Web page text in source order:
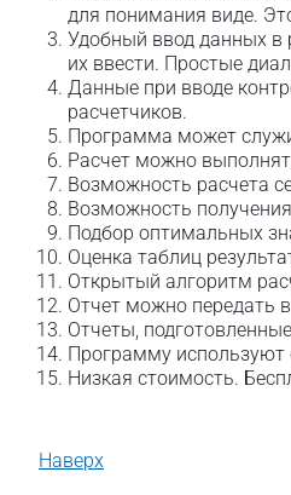
для понимания виде.
Удобный ввод данных в
их ввести. Простые
Данные при вводе
расчетчиков.
Программа может
Расчет можно
Возможность расчета
Возможность
Подбор оптимальных
Оценка таблиц
Открытый алгоритм
Отчет можно передать
Отчеты,
Программу используют
Низкая стоимость.
Наверх